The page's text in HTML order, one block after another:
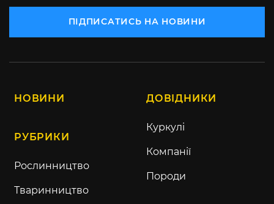
ПІДПИСАТИСЬ НА НОВИНИ
НОВИНИ
РУБРИКИ
Рослинництво
Тваринництво
ДОВІДНИКИ
Куркулі
Компанії
Породи